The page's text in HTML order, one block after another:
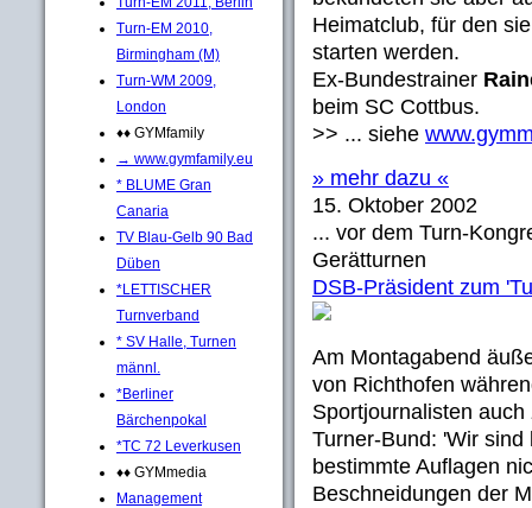
Turn-EM 2010,
Birmingham (M)
Turn-WM 2009,
London
♦♦ GYMfamily
→ www.gymfamily.eu
* BLUME Gran
Canaria
TV Blau-Gelb 90 Bad
Düben
*LETTISCHER
Turnverband
* SV Halle, Turnen
männl.
*Berliner
Bärchenpokal
*TC 72 Leverkusen
♦♦ GYMmedia
Management
Heimatclub, für den
starten werden.
Ex-Bundestrainer
beim SC Cottbus.
>> ... siehe
» mehr dazu «
15. Oktober 2002
... vor dem Turn-
Gerätturnen
DSB-Präsident zum
Am Montagabend
von Richthofen
Sportjournalisten
Turner-Bund: 'Wir
bestimmte Auflagen
Beschneidungen der